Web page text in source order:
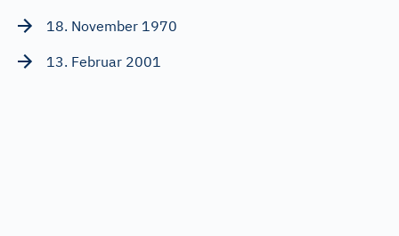
18. November 1970
13. Februar 2001